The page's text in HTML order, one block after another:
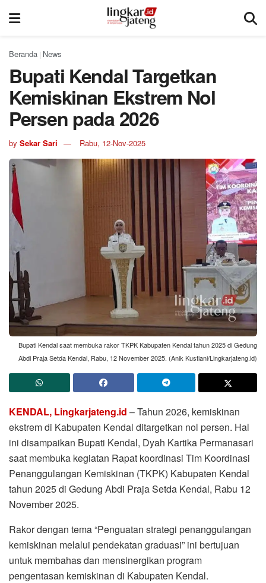
Beranda | News
Bupati Kendal Targetkan
Kemiskinan Ekstrem Nol
Persen pada 2026
by Sekar Sari Rabu, 12-Nov-2025
Bupati Kendal saat membuka rakor TKPK Kabupaten Kendal tahun 2025 di Gedung
Abdi Praja Setda Kendal, Rabu, 12 November 2025. (Anik Kustiani/Lingkarjateng.id)
KENDAL, Lingkarjateng.id – Tahun 2026, kemiskinan
ekstrem di Kabupaten Kendal ditargetkan nol persen. Hal
ini disampaikan Bupati Kendal, Dyah Kartika Permanasari
saat membuka kegiatan Rapat koordinasi Tim Koordinasi
Penanggulangan Kemiskinan (TKPK) Kabupaten Kendal
tahun 2025 di Gedung Abdi Praja Setda Kendal, Rabu 12
November 2025.
Rakor dengan tema “Penguatan strategi penanggulangan
kemiskinan melalui pendekatan graduasi” ini bertujuan
untuk membahas dan mensinergikan program
pengentasan kemiskinan di Kabupaten Kendal.